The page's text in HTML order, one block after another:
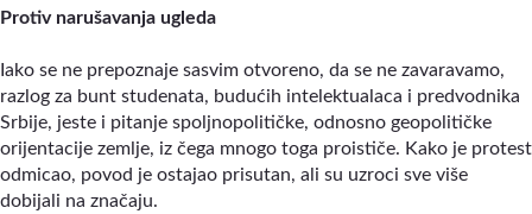
Protiv narušavanja ugleda
Iako se ne prepoznaje sasvim otvoreno, da se ne zavaravamo,
razlog za bunt studenata, budućih intelektualaca i predvodnika
Srbije, jeste i pitanje spoljnopolitičke, odnosno geopolitičke
orijentacije zemlje, iz čega mnogo toga proističe. Kako je protest
odmicao, povod je ostajao prisutan, ali su uzroci sve više
dobijali na značaju.